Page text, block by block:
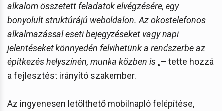
alkalom összetett feladatok elvégzésére, egy
bonyolult struktúrájú weboldalon. Az okostelefonos
alkalmazással eseti bejegyzéseket vagy napi
jelentéseket könnyedén felvihetünk a rendszerbe az
építkezés helyszínén, munka közben is „– tette hozzá
a fejlesztést irányító szakember.
Az ingyenesen letölthető mobilnapló felépítése,